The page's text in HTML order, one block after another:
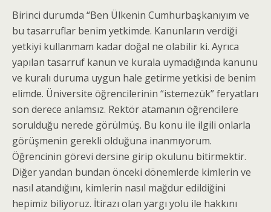
Birinci durumda “Ben Ülkenin Cumhurbaşkanıyım ve
bu tasarruflar benim yetkimde. Kanunların verdiği
yetkiyi kullanmam kadar doğal ne olabilir ki. Ayrıca
yapılan tasarruf kanun ve kurala uymadığında kanunu
ve kuralı duruma uygun hale getirme yetkisi de benim
elimde. Üniversite öğrencilerinin “istemezük” feryatları
son derece anlamsız. Rektör atamanın öğrencilere
sorulduğu nerede görülmüş. Bu konu ile ilgili onlarla
görüşmenin gerekli olduğuna inanmıyorum.
Öğrencinin görevi dersine girip okulunu bitirmektir.
Diğer yandan bundan önceki dönemlerde kimlerin ve
nasıl atandığını, kimlerin nasıl mağdur edildiğini
hepimiz biliyoruz. İtirazı olan yargı yolu ile hakkını